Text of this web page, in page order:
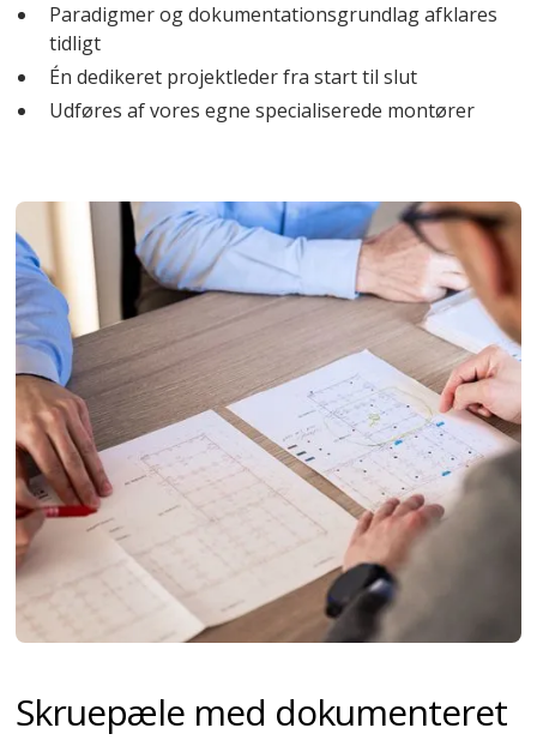
Paradigmer og dokumentationsgrundlag afklares
tidligt
Én dedikeret projektleder fra start til slut
Udføres af vores egne specialiserede montører
Skruepæle med dokumenteret